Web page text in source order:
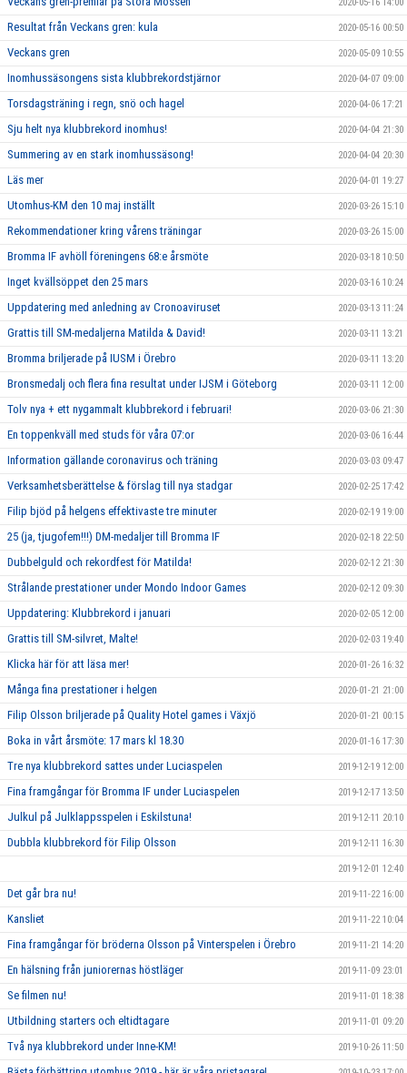
Resultat från Veckans gren: kula 2020-05-16 00:50
Veckans gren 2020-05-09 10:55
Inomhussäsongens sista klubbrekordstjärnor 2020-04-07 09:00
Torsdagsträning i regn, snö och hagel 2020-04-06 17:21
Sju helt nya klubbrekord inomhus! 2020-04-04 21:30
Summering av en stark inomhussäsong! 2020-04-04 20:30
Läs mer 2020-04-01 19:27
Utomhus-KM den 10 maj inställt 2020-03-26 15:10
Rekommendationer kring vårens träningar 2020-03-26 15:00
Bromma IF avhöll föreningens 68:e årsmöte 2020-03-18 10:50
Inget kvällsöppet den 25 mars 2020-03-16 10:24
Uppdatering med anledning av Cronoaviruset 2020-03-13 11:24
Grattis till SM-medaljerna Matilda & David! 2020-03-11 13:21
Bromma briljerade på IUSM i Örebro 2020-03-11 13:20
Bronsmedalj och flera fina resultat under IJSM i Göteborg 2020-03-11 12:00
Tolv nya + ett nygammalt klubbrekord i februari! 2020-03-06 21:30
En toppenkväll med studs för våra 07:or 2020-03-06 16:44
Information gällande coronavirus och träning 2020-03-03 09:47
Verksamhetsberättelse & förslag till nya stadgar 2020-02-25 17:42
Filip bjöd på helgens effektivaste tre minuter 2020-02-19 19:00
25 (ja, tjugofem!!!) DM-medaljer till Bromma IF 2020-02-18 22:50
Dubbelguld och rekordfest för Matilda! 2020-02-12 21:30
Strålande prestationer under Mondo Indoor Games 2020-02-12 09:30
Uppdatering: Klubbrekord i januari 2020-02-05 12:00
Grattis till SM-silvret, Malte! 2020-02-03 19:40
Klicka här för att läsa mer! 2020-01-26 16:32
Många fina prestationer i helgen 2020-01-21 21:00
Filip Olsson briljerade på Quality Hotel games i Växjö 2020-01-21 00:15
Boka in vårt årsmöte: 17 mars kl 18.30 2020-01-16 17:30
Tre nya klubbrekord sattes under Luciaspelen 2019-12-19 12:00
Fina framgångar för Bromma IF under Luciaspelen 2019-12-17 13:50
Julkul på Julklappsspelen i Eskilstuna! 2019-12-11 20:10
Dubbla klubbrekord för Filip Olsson 2019-12-11 16:30
2019-12-01 12:40
Det går bra nu! 2019-11-22 16:00
Kansliet 2019-11-22 10:04
Fina framgångar för bröderna Olsson på Vinterspelen i Örebro 2019-11-21 14:20
En hälsning från juniorernas höstläger 2019-11-09 23:01
Se filmen nu! 2019-11-01 18:38
Utbildning starters och eltidtagare 2019-11-01 09:20
Två nya klubbrekord under Inne-KM! 2019-10-26 11:50